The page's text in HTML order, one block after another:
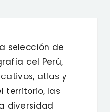
selección de
del Perú,
atlas y
territorio, las
diversidad